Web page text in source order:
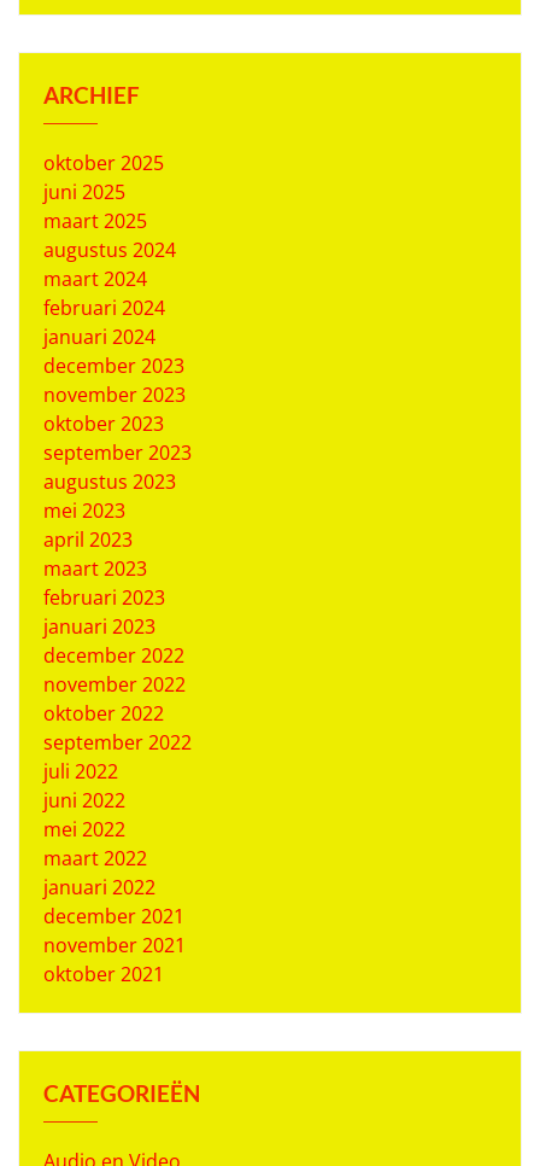
ARCHIEF
oktober 2025
juni 2025
maart 2025
augustus 2024
maart 2024
februari 2024
januari 2024
december 2023
november 2023
oktober 2023
september 2023
augustus 2023
mei 2023
april 2023
maart 2023
februari 2023
januari 2023
december 2022
november 2022
oktober 2022
september 2022
juli 2022
juni 2022
mei 2022
maart 2022
januari 2022
december 2021
november 2021
oktober 2021
CATEGORIEËN